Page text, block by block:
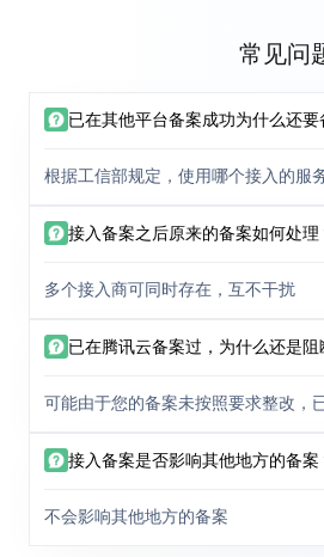
常见问
已在其他平台备案成功为什么还要
根据工信部规定，使用哪个接入的服
接入备案之后原来的备案如何处理
多个接入商可同时存在，互不干扰
已在腾讯云备案过，为什么还是阻
可能由于您的备案未按照要求整改，
接入备案是否影响其他地方的备案
不会影响其他地方的备案